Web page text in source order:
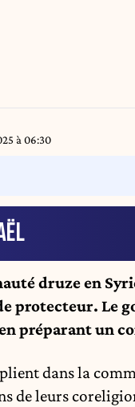
à 06:30
druze en
protecteur. Le
préparant un
dans la
de leurs